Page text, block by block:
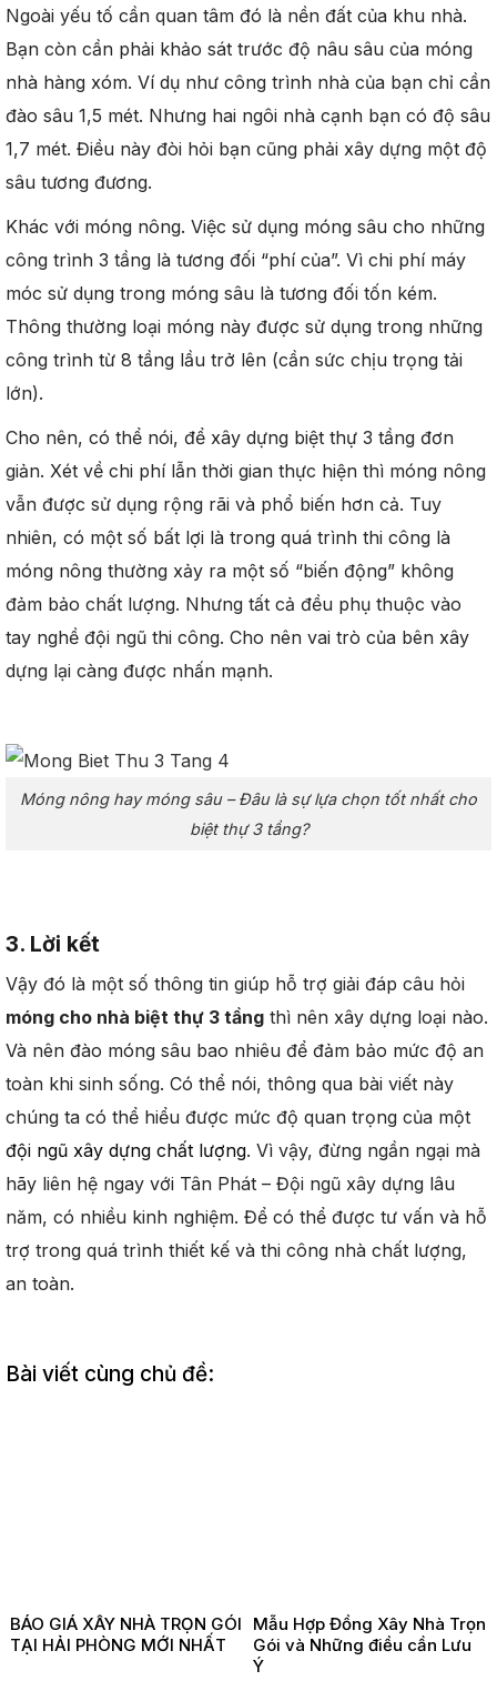
Ngoài yếu tố cần quan tâm đó là nền đất của khu nhà.
Bạn còn cần phải khảo sát trước độ nâu sâu của móng
nhà hàng xóm. Ví dụ như công trình nhà của bạn chỉ cần
đào sâu 1,5 mét. Nhưng hai ngôi nhà cạnh bạn có độ sâu
1,7 mét. Điều này đòi hỏi bạn cũng phải xây dựng một độ
sâu tương đương.
Khác với móng nông. Việc sử dụng móng sâu cho những
công trình 3 tầng là tương đối “phí của”. Vì chi phí máy
móc sử dụng trong móng sâu là tương đối tốn kém.
Thông thường loại móng này được sử dụng trong những
công trình từ 8 tầng lầu trở lên (cần sức chịu trọng tải
lớn).
Cho nên, có thể nói, để xây dựng biệt thự 3 tầng đơn
giản. Xét về chi phí lẫn thời gian thực hiện thì móng nông
vẫn được sử dụng rộng rãi và phổ biến hơn cả. Tuy
nhiên, có một số bất lợi là trong quá trình thi công là
móng nông thường xảy ra một số “biến động” không
đảm bảo chất lượng. Nhưng tất cả đều phụ thuộc vào
tay nghề đội ngũ thi công. Cho nên vai trò của bên xây
dựng lại càng được nhấn mạnh.
Móng nông hay móng sâu – Đâu là sự lựa chọn tốt nhất cho
biệt thự 3 tầng?
3. Lời kết
Vậy đó là một số thông tin giúp hỗ trợ giải đáp câu hỏi
móng cho nhà biệt thự 3 tầng thì nên xây dựng loại nào.
Và nên đào móng sâu bao nhiêu để đảm bảo mức độ an
toàn khi sinh sống. Có thể nói, thông qua bài viết này
chúng ta có thể hiểu được mức độ quan trọng của một
đội ngũ xây dựng chất lượng. Vì vậy, đừng ngần ngại mà
hãy liên hệ ngay với Tân Phát – Đội ngũ xây dựng lâu
năm, có nhiều kinh nghiệm. Để có thể được tư vấn và hỗ
trợ trong quá trình thiết kế và thi công nhà chất lượng,
an toàn.
Bài viết cùng chủ đề:
BÁO GIÁ XÂY NHÀ TRỌN GÓI
TẠI HẢI PHÒNG MỚI NHẤT
Mẫu Hợp Đồng Xây Nhà Trọn
Gói và Những điều cần Lưu
Ý